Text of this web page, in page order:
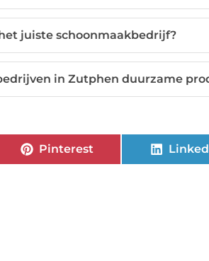
juiste schoonmaakbedrijf?
in Zutphen duurzame
Pinterest